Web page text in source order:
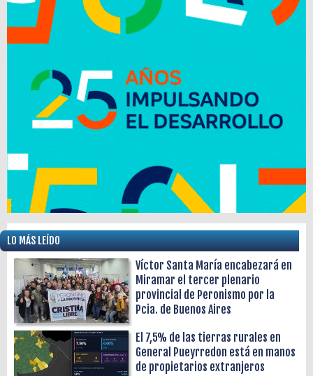
LO MÁS LEÍDO
Víctor Santa María encabezará en
Miramar el tercer plenario
provincial de Peronismo por la
Pcia. de Buenos Aires
El 7,5% de las tierras rurales en
General Pueyrredon está en manos
de propietarios extranjeros